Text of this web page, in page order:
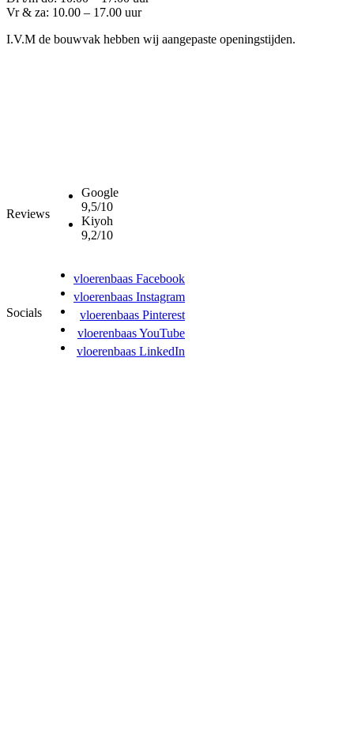
Vr & za: 10.00 – 17.00 uur
I.V.M de bouwvak hebben wij aangepaste openingstijden.
Reviews
Google
9,5/10
Kiyoh
9,2/10
Socials
vloerenbaas Facebook
vloerenbaas Instagram
vloerenbaas Pinterest
vloerenbaas YouTube
vloerenbaas LinkedIn